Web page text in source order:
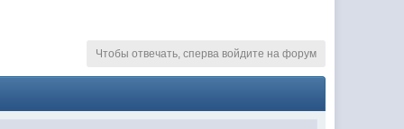
Чтобы отвечать, сперва войдите на форум